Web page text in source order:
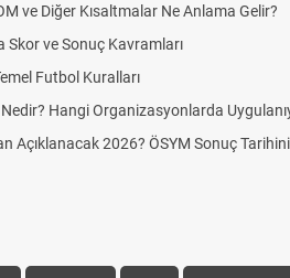
ve Diğer Kısaltmalar Ne Anlama Gelir?
Skor ve Sonuç Kavramları
Futbol Kuralları
Hangi Organizasyonlarda
Açıklanacak 2026? ÖSYM Sonuç